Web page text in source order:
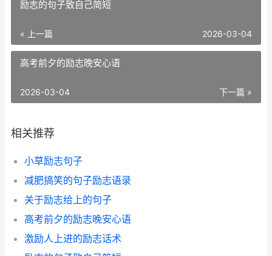
​励志的句子致自己简短
« 上一篇 2026-03-04
​高考前夕的励志晚安心语
下一篇 »
2026-03-04
相关推荐
​小草励志句子
​减肥搞笑的句子励志语录
​关于励志给上的句子
​高考前夕的励志晚安心语
​激励人上进的励志话术